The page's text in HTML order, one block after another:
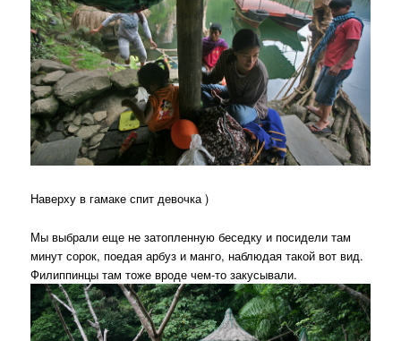
Наверху в гамаке спит девочка )
Мы выбрали еще не затопленную беседку и посидели там
минут сорок, поедая арбуз и манго, наблюдая такой вот вид.
Филиппинцы там тоже вроде чем-то закусывали.